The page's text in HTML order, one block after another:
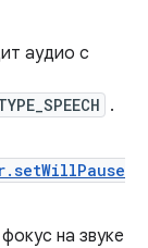
аудио с
.
на звуке